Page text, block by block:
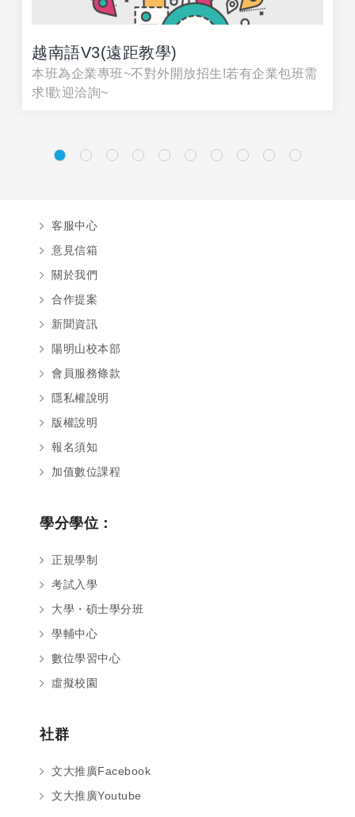
越南語V3(遠距教學)
本班為企業專班~不對外開放招生!若有企業包班需
求!歡迎洽詢~
客服中心
意見信箱
關於我們
合作提案
新聞資訊
陽明山校本部
會員服務條款
隱私權說明
版權說明
報名須知
加值數位課程
學分學位：
正規學制
考試入學
大學・碩士學分班
學輔中心
數位學習中心
虛擬校園
社群
文大推廣Facebook
文大推廣Youtube